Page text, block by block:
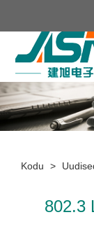
Kodu >
802.3